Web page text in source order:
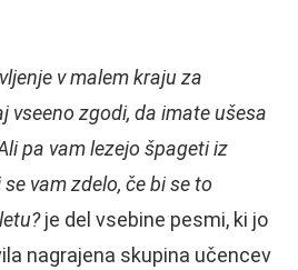
v malem kraju za
vseeno zgodi, da imate ušesa
pa vam lezejo špageti iz
vam zdelo, če bi se to
je del vsebine pesmi, ki jo
nagrajena skupina učencev